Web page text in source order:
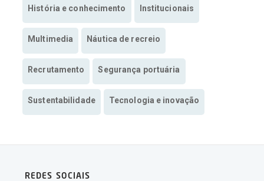
História e conhecimento Institucionais
Multimedia Náutica de recreio
Recrutamento Segurança portuária
Sustentabilidade Tecnologia e inovação
REDES SOCIAIS